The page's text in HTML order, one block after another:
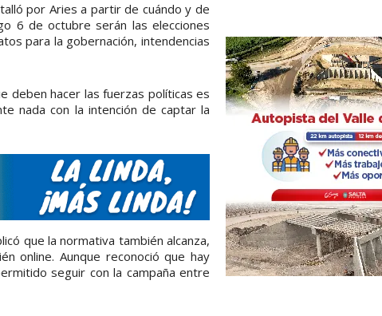
por Aries a partir de cuándo y de
6 de octubre serán las elecciones
para la gobernación, intendencias
deben hacer las fuerzas políticas es
nada con la intención de captar la
que la normativa también alcanza,
online. Aunque reconoció que hay
seguir con la campaña entre